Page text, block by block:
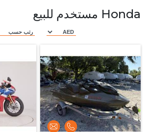
Honda مستخدم للبيع